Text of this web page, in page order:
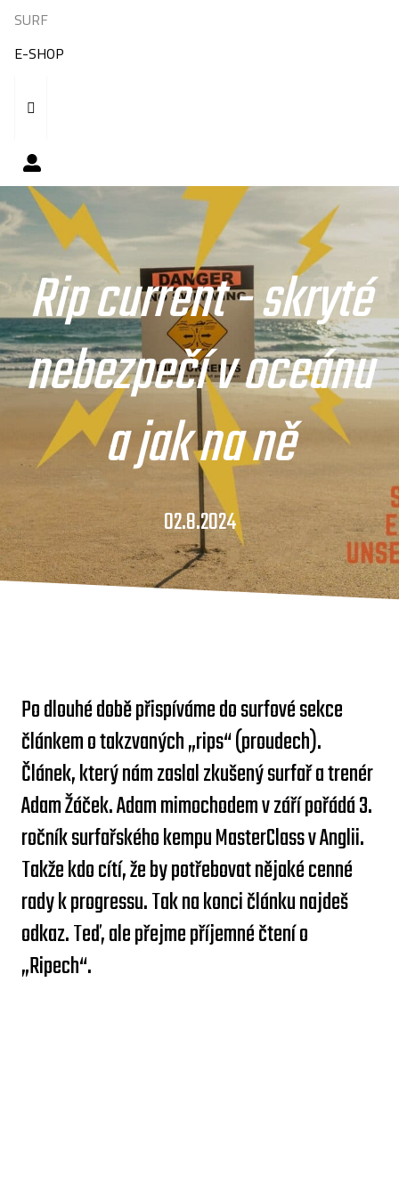
SURF
E-SHOP
Rip current - skryté
nebezpečí v oceánu
a jak na ně
02.8.2024
Po dlouhé době přispíváme do surfové sekce
článkem o takzvaných „rips“ (proudech).
Článek, který nám zaslal zkušený surfař a trenér
Adam Žáček. Adam mimochodem v září pořádá 3.
ročník surfařského kempu MasterClass v Anglii.
Takže kdo cítí, že by potřebovat nějaké cenné
rady k progressu. Tak na konci článku najdeš
odkaz. Teď, ale přejme příjemné čtení o
„Ripech“.